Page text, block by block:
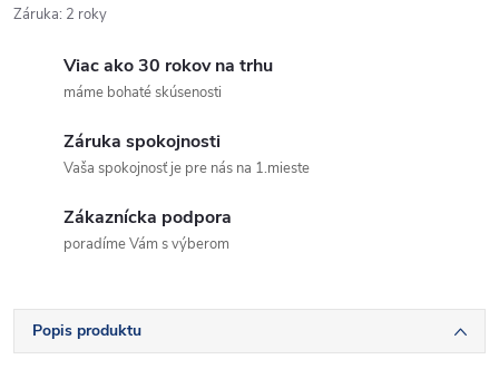
Záruka: 2 roky
Viac ako 30 rokov na trhu
máme bohaté skúsenosti
Záruka spokojnosti
Vaša spokojnosť je pre nás na 1.mieste
Zákaznícka podpora
poradíme Vám s výberom
Popis produktu